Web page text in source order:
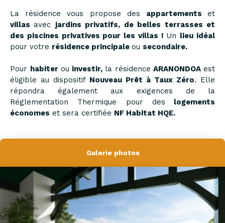
La résidence vous propose des appartementset
villasavec jardins privatifs, de belles terrasses et
des piscines privatives pour les villas ! Un lieu idéal
pour votre résidence principale ou secondaire.
Pour habiter ou investir,la résidence ARANONDOAest
éligible au dispositif Nouveau Prêt à Taux Zéro. Elle
répondra également aux exigences de la
Réglementation Thermique pour des logements
économes et sera certifiée NF Habitat HQE.
Galerie photos